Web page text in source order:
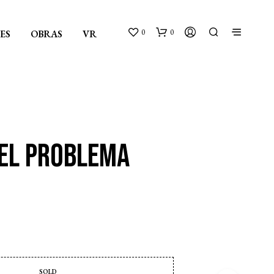
OBRAS VR 0 0
PROBLEMA
SOLD